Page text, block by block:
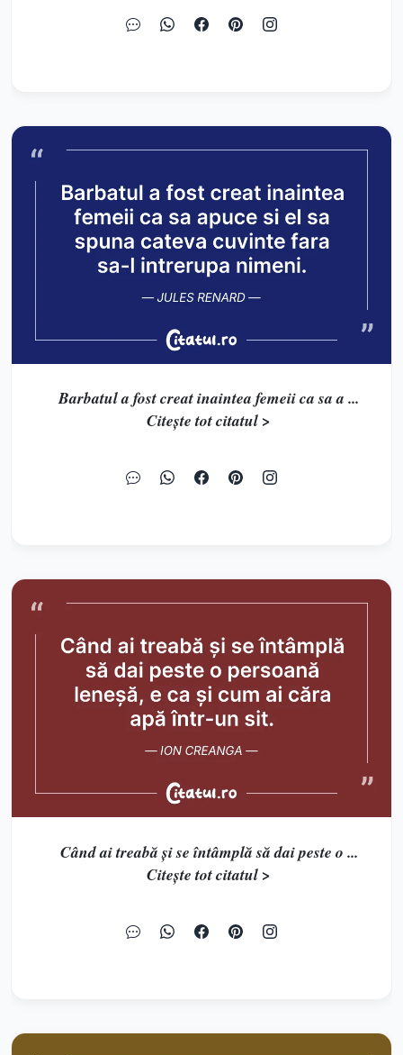
Barbatul a fost creat inaintea femeii ca sa a ...
Citește tot citatul >
Când ai treabă și se întâmplă să dai peste o ...
Citește tot citatul >